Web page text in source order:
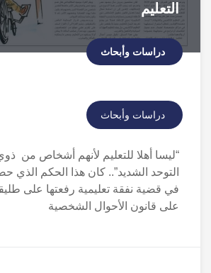
التعليم
دراسات وأبحاث
دراسات وأبحاث
“ليسا أهلا للتعليم لأنهم أشخاص من
التوحد الشديد”.. كان هذا الحكم الذي
في قضية نفقة تعليمية رفعتها على
على قانون الأحوال الشخصية